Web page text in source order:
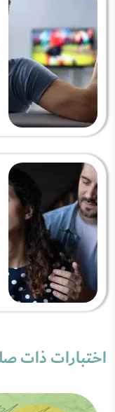
اختبارات ذات